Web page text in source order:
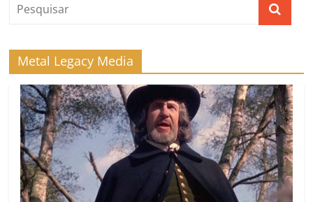
Metal Legacy Media